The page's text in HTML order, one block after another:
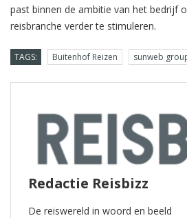
past binnen de ambitie van het bedrijf
reisbranche verder te stimuleren.
TAGS: Buitenhof Reizen sunweb
Redactie Reisbizz
De reiswereld in woord en beeld